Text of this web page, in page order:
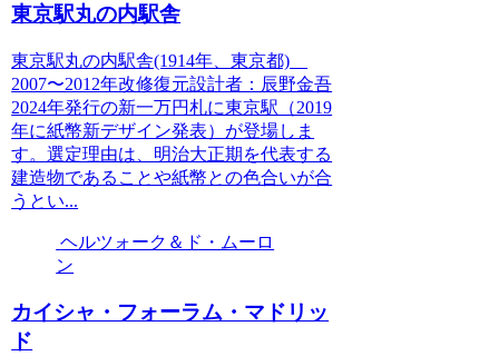
東京駅丸の内駅舎
東京駅丸の内駅舎(1914年、東京都)
2007〜2012年改修復元設計者：辰野金吾
2024年発行の新一万円札に東京駅（2019
年に紙幣新デザイン発表）が登場しま
す。選定理由は、明治大正期を代表する
建造物であることや紙幣との色合いが合
うとい...
ヘルツォーク＆ド・ムーロ
ン
カイシャ・フォーラム・マドリッ
ド